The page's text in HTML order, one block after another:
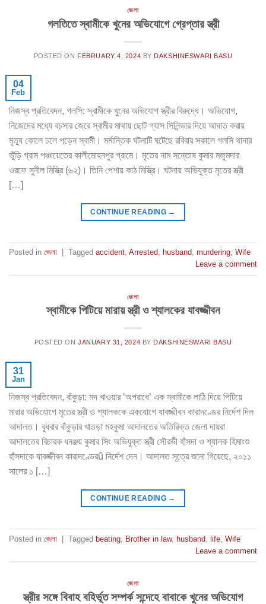
জেলা
গলতিতে স্বামীকে খুনের অভিযোগে গ্রেপ্তার স্ত্রী
POSTED ON FEBRUARY 4, 2024 BY DAKSHINESWARI BASU
04
Feb
নিজস্ব প্রতিবেদন, গলসি: স্বামীকে খুনের অভিযোগ স্ত্রীর বিরুদ্ধে। অভিযোগ,
নিজেদের মধ্যে বচসার জেরে স্বামীর মাথায় ছোট গ্যাস সিলিন্ডার দিয়ে আঘাত করায়
মৃত্যু কোলে ঢলে পড়েন স্বামী। মর্মান্তিক ঘটনাটি ঘটেছে রবিবার সকালে গলসি থানার
ভুঁড়ি গ্রাম পঞ্চায়েতের কালীমোহনপুর গ্রামে। মৃতের নাম সন্তোষ কুমার মজুমদার
ওরফে সুনীল মিস্ত্রি (৬২)। তিনি পেশায় কাঠ মিস্ত্রি। ঘটনায় অভিযুক্ত মৃতের স্ত্রী
[…]
CONTINUE READING →
Posted in জেলা Tagged accident Arrested husband murdering Wife
Leave a comment
জেলা
স্বামীকে পিটিয়ে মারায় স্ত্রী ও শ্যালকের যাবজ্জীবন
POSTED ONJANUARY 31, 2024 BY DAKSHINESWARI BASU
31
Jan
নিজস্ব প্রতিবেদন, বাঁকুড়া: মদ খাওয়ার ‘অপরাধে’ এক স্বামীকে লাঠি দিয়ে পিটিয়ে
মারার অভিযোগে মৃতের স্ত্রী ও শ্যালককে একযোগে যাবজ্জীবন কারাদণ্ডের নির্দেশ দিল
আদালত। বুধবার বাঁকুড়ার খাতড়া মহকুমা আদালতের অতিরিক্ত জেলা দায়রা
আদালতের বিচারক ধনঞ্জয় কুমার সিং অভিযুক্ত স্ত্রী সৌরভী হাঁসদা ও শ্যালক হিমাংশু
হাঁসদাকে যাবজ্জীবন কারাদণ্ডেরû নির্দেশ দেন। আদালত সূত্রে জানা গিয়েছে, ২০১১
সালের ১ […]
CONTINUE READING →
Posted in জেলা | Tagged beating Brother in law, husband life Wife
Leave a comment
জেলা
স্ত্রীর সঙ্গে বিবাহ বহির্ভূত সম্পর্ক সন্দেহে বাবাকে খুনের অভিযোগ